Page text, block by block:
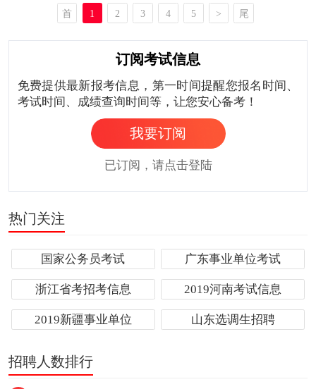
首
1 2 3 4 5 >
尾
订阅考试信息
免费提供最新报考信息，第一时间提醒您报名时间、
考试时间、成绩查询时间等，让您安心备考！
我要订阅
已订阅，请点击登陆
热门关注
国家公务员考试 广东事业单位考试
浙江省考招考信息 2019河南考试信息
2019新疆事业单位 山东选调生招聘
招聘人数排行